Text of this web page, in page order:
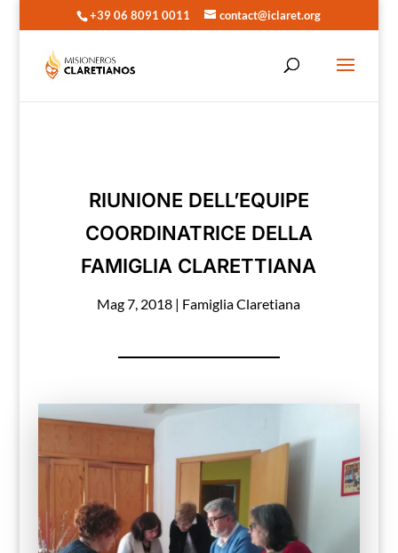
+39 06 8091 0011 contact@iclaret.org
RIUNIONE DELL’EQUIPE
COORDINATRICE DELLA
FAMIGLIA CLARETTIANA
Mag 7, 2018 | Famiglia Claretiana